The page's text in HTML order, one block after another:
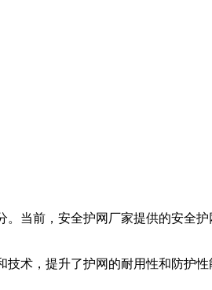
当前，安全护网厂家提供的安全护
术，提升了护网的耐用性和防护性